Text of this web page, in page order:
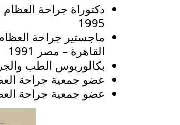
دكتوراة جراحة
1995
ماجستير جراحة
القاهرة – مصر 1991
بكالوريوس الطب
عضو جمعية جراحة
عضو جمعية جراحة